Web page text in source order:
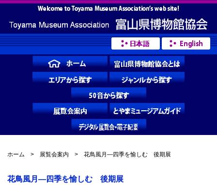
ホーム > 展覧会案内 > 花鳥風月―四季を愉しむ 後期展
花鳥風月―四季を愉しむ 後期展